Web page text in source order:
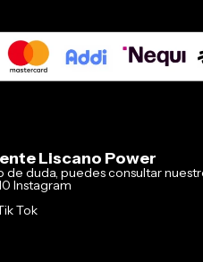
Liscano Power
de duda, puedes consultar
Instagram
Tok